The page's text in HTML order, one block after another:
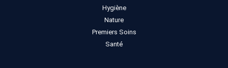
Hygiène
Nature
Premiers Soins
Santé